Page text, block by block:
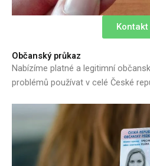
Kontakt
Občanský průkaz
Nabízíme platné a legitimní
problémů používat v celé České